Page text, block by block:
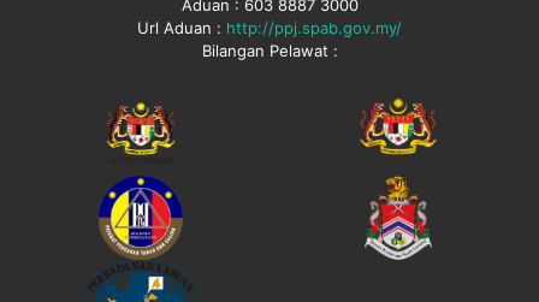
Aduan : 603 8887 3000
Url Aduan : http://ppj.spab.gov.my/
Bilangan Pelawat :